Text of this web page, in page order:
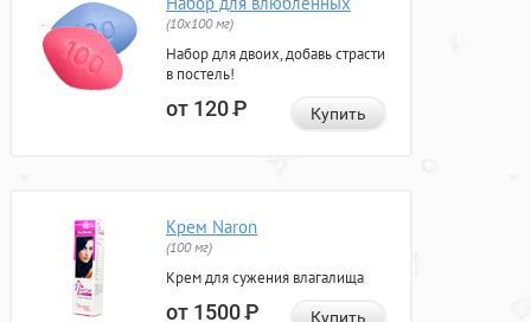
(10х100 мг)
Набор для двоих, добавь страсти
в постель!
от 120Р Купить
Крем Naron
(100 мг)
Крем для сужения влагалища
от 1500Р Купить